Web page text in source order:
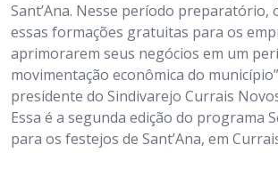
Sant’Ana. Nesse período preparatório,
essas formações gratuitas para os
aprimorarem seus negócios em um
movimentação econômica do
presidente do Sindivarejo Currais
Essa é a segunda edição do programa
para os festejos de Sant’Ana, em